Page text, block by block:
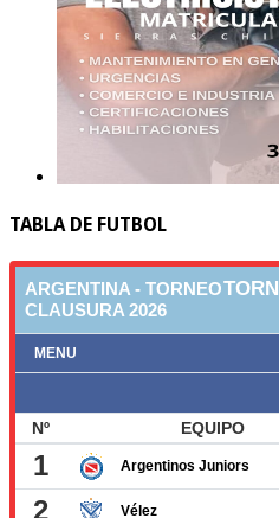
TABLA DE FUTBOL